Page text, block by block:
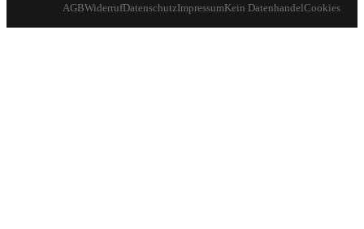
AGBWiderrufDatenschutzImpressumKein DatenhandelCookies